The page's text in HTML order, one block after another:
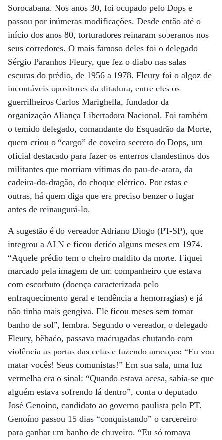
Sorocabana. Nos anos 30, foi ocupado pelo Dops e
passou por inúmeras modificações. Desde então até o
início dos anos 80, torturadores reinaram soberanos nos
seus corredores. O mais famoso deles foi o delegado
Sérgio Paranhos Fleury, que fez o diabo nas salas
escuras do prédio, de 1956 a 1978. Fleury foi o algoz de
incontáveis opositores da ditadura, entre eles os
guerrilheiros Carlos Marighella, fundador da
organização Aliança Libertadora Nacional. Foi também
o temido delegado, comandante do Esquadrão da Morte,
quem criou o “cargo” de coveiro secreto do Dops, um
oficial destacado para fazer os enterros clandestinos dos
militantes que morriam vítimas do pau-de-arara, da
cadeira-do-dragão, do choque elétrico. Por estas e
outras, há quem diga que era preciso benzer o lugar
antes de reinaugurá-lo.
A sugestão é do vereador Adriano Diogo (PT-SP), que
integrou a ALN e ficou detido alguns meses em 1974.
“Aquele prédio tem o cheiro maldito da morte. Fiquei
marcado pela imagem de um companheiro que estava
com escorbuto (doença caracterizada pelo
enfraquecimento geral e tendência a hemorragias) e já
não tinha mais gengiva. Ele ficou meses sem tomar
banho de sol”, lembra. Segundo o vereador, o delegado
Fleury, bêbado, passava madrugadas chutando com
violência as portas das celas e fazendo ameaças: “Eu vou
matar vocês! Seus comunistas!” Em sua sala, uma luz
vermelha era o sinal: “Quando estava acesa, sabia-se que
alguém estava sofrendo lá dentro”, conta o deputado
José Genoíno, candidato ao governo paulista pelo PT.
Genoíno passou 15 dias “conquistando” o carcereiro
para ganhar um banho de chuveiro. “Eu só tomava